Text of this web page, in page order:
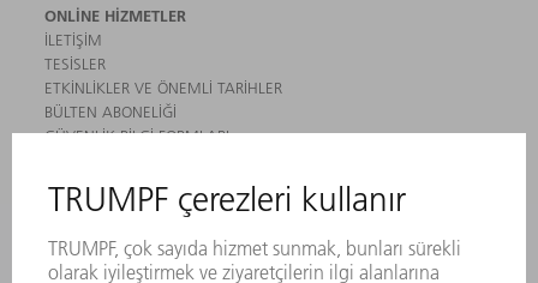
ONLINE HIZMETLER
İLETIŞIM
TESISLER
ETKINLIKLER VE ÖNEMLI TARIHLER
BÜLTEN ABONELIĞI
GÜVENLIK BILGI FORMLARI
MAKINALAR VE SISTEMLER
LAZER
ELEKTRIKLI ALETLER